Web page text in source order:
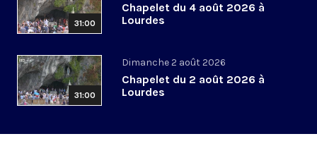
31:00
Chapelet du 4 août 2026 à
Lourdes
31:00
Dimanche 2 août 2026
Chapelet du 2 août 2026 à
Lourdes